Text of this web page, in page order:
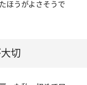
ほうがよさそうで
切